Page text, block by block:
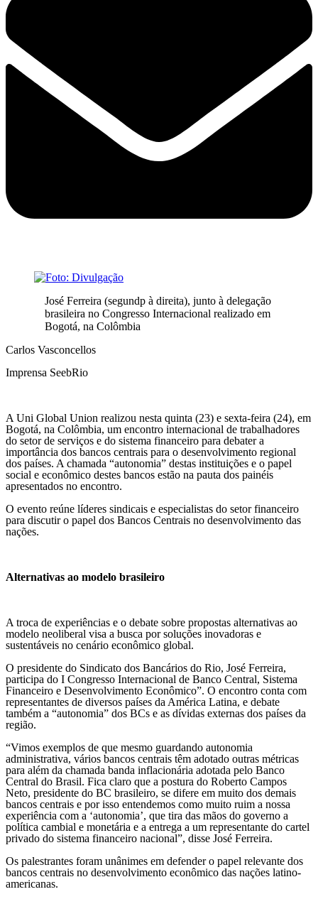
José Ferreira (segundp à direita), junto à delegação
brasileira no Congresso Internacional realizado em
Bogotá, na Colômbia
Carlos Vasconcellos
Imprensa SeebRio
A Uni Global Union realizou nesta quinta (23) e sexta-feira (24), em
Bogotá, na Colômbia, um encontro internacional de trabalhadores
do setor de serviços e do sistema financeiro para debater a
importância dos bancos centrais para o desenvolvimento regional
dos países. A chamada “autonomia” destas instituições e o papel
social e econômico destes bancos estão na pauta dos painéis
apresentados no encontro.
O evento reúne líderes sindicais e especialistas do setor financeiro
para discutir o papel dos Bancos Centrais no desenvolvimento das
nações.
Alternativas ao modelo brasileiro
A troca de experiências e o debate sobre propostas alternativas ao
modelo neoliberal visa a busca por soluções inovadoras e
sustentáveis no cenário econômico global.
O presidente do Sindicato dos Bancários do Rio, José Ferreira,
participa do I Congresso Internacional de Banco Central, Sistema
Financeiro e Desenvolvimento Econômico”. O encontro conta com
representantes de diversos países da América Latina, e debate
também a “autonomia” dos BCs e as dívidas externas dos países da
região.
“Vimos exemplos de que mesmo guardando autonomia
administrativa, vários bancos centrais têm adotado outras métricas
para além da chamada banda inflacionária adotada pelo Banco
Central do Brasil. Fica claro que a postura do Roberto Campos
Neto, presidente do BC brasileiro, se difere em muito dos demais
bancos centrais e por isso entendemos como muito ruim a nossa
experiência com a ‘autonomia’, que tira das mãos do governo a
política cambial e monetária e a entrega a um representante do cartel
privado do sistema financeiro nacional”, disse José Ferreira.
Os palestrantes foram unânimes em defender o papel relevante dos
bancos centrais no desenvolvimento econômico das nações latino-
americanas.